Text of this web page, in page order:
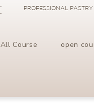
PROFESSIONAL
All Course open